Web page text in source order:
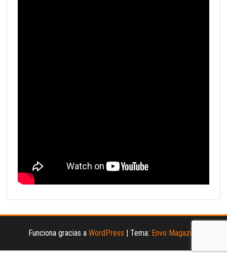
Funciona gracias a WordPress | Tema: Envo Magazine